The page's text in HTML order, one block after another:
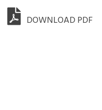
DOWNLOAD PDF